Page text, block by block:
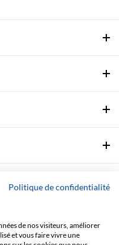
Politique de confidentialité
de nos visiteurs, améliorer
et vous faire vivre une